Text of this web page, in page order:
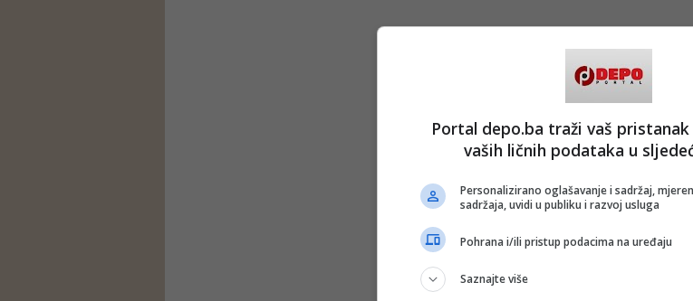
Portal depo.ba traži vaš
vaših ličnih podataka u
Personalizirano oglašavanje i sadržaj,
sadržaja, uvidi u publiku i razvoj usluga
Pohrana i/ili pristup podacima na uređaju
Saznajte više